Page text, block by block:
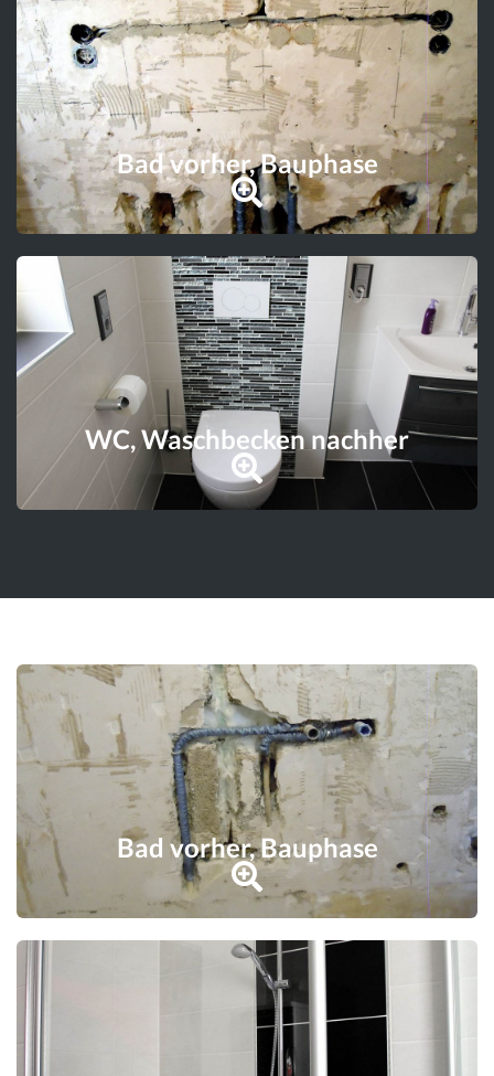
Bad vorher, Bauphase
WC, Waschbecken nachher
Bad vorher, Bauphase